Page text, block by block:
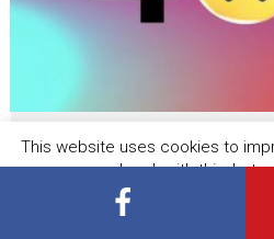
A Cartoon Network
hivatalosan is
el teljesen a csatorna!
This website uses cookies to
assume you're ok with this, but